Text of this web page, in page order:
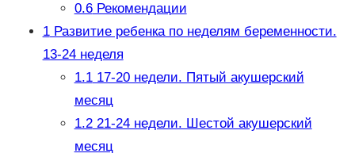
0.6Рекомендации
1Развитие ребенка по неделям беременности.
13-24 неделя
1.117-20 недели. Пятый акушерский
месяц
1.221-24 недели. Шестой акушерский
месяц